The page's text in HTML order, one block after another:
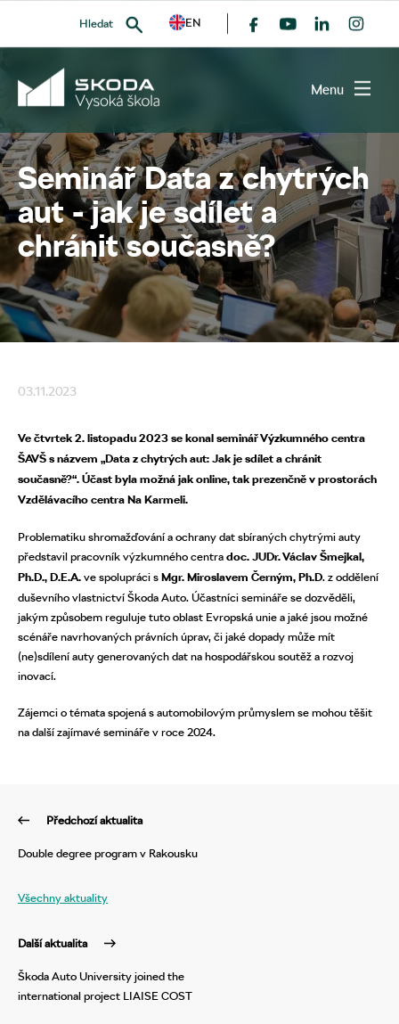
Hledat
VYHLEDAT
EN
Menu
Seminář Data z chytrých
aut - jak je sdílet a
chránit současně?
03.11.2023
Ve čtvrtek 2. listopadu 2023 se konal seminář Výzkumného centra
ŠAVŠ s názvem „Data z chytrých aut: Jak je sdílet a chránit
současně?“. Účast byla možná jak online, tak prezenčně v prostorách
Vzdělávacího centra Na Karmeli.
Problematiku shromažďování a ochrany dat sbíraných chytrými auty
představil pracovník výzkumného centradoc. JUDr. Václav Šmejkal,
Ph.D., D.E.A.ve spolupráci sMgr. Miroslavem Černým, Ph.D. z oddělení
duševního vlastnictví Škoda Auto. Účastníci semináře se dozvěděli,
jakým způsobem reguluje tuto oblast Evropská unie a jaké jsou možné
scénáře navrhovaných právních úprav, či jaké dopady může mít
(ne)sdílení auty generovaných dat na hospodářskou soutěž a rozvoj
inovací.
Zájemci o témata spojená s automobilovým průmyslem se mohou těšit
na další zajímavé semináře v roce 2024.
Předchozí aktualita
Double degree program v Rakousku
Všechny aktuality
Další aktualita
Škoda Auto University joined the
international project LIAISE COST